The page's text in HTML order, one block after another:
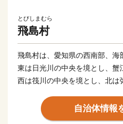
とびしまむら
飛島村
飛島村は、愛知県の西南部、海
東は日光川の中央を境とし、蟹
西は筏川の中央を境とし、北は
全体の面積は約22.43ｋ㎡と小
村地帯、南部は臨海工業地帯と
自治体情報